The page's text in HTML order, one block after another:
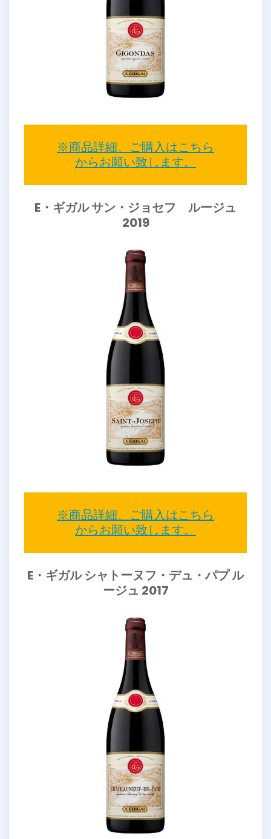
※商品詳細、ご購入はこちら
からお願い致します。
E・ギガル サン・ジョセフ ルージュ
2019
※商品詳細、ご購入はこちら
からお願い致します。
E・ギガル シャトーヌフ・デュ・パプ ル
ージュ 2017